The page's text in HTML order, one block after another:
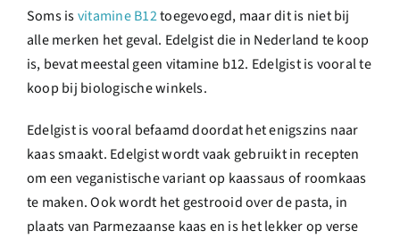
Soms isvitamine B12toegevoegd, maar dit is niet bij
alle merken het geval. Edelgist die in Nederland te koop
is, bevat meestal geen vitamine b12. Edelgist is vooral te
koop bij biologische winkels.
Edelgist is vooral befaamd doordat het enigszins naar
kaas smaakt. Edelgist wordt vaak gebruikt in recepten
om een veganistische variant op kaassaus of roomkaas
te maken. Ook wordt het gestrooid over de pasta, in
plaats van Parmezaanse kaas en is het lekker op verse